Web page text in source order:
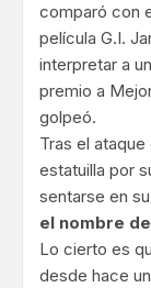
comparó con
película G.I.
interpretar a
premio a
golpeó.
Tras el
estatuilla por
sentarse en
el nombre
Lo cierto es
desde hace